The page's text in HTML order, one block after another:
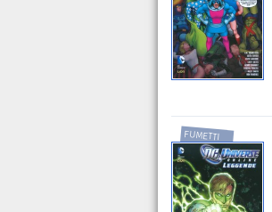
FUMETTI